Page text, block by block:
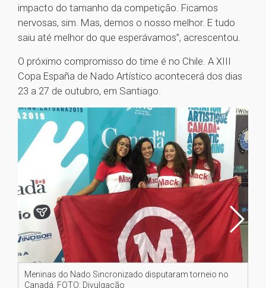
impacto do tamanho da competição. Ficamos
nervosas, sim. Mas, demos o nosso melhor. E tudo
saiu até melhor do que esperávamos”, acrescentou.
O próximo compromisso do time é no Chile. A XIII
Copa España de Nado Artístico acontecerá dos dias
23 a 27 de outubro, em Santiago.
Meninas do Nado Sincronizado disputaram torneio no
Canadá. FOTO: Divulgação